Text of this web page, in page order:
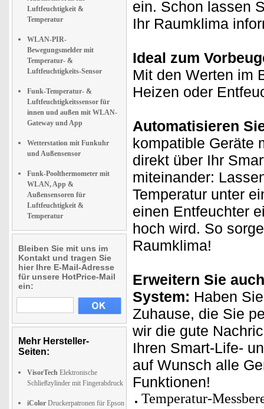
Luftfeuchtigkeit &
Temperatur
WLAN-PIR-
Bewegungsmelder mit
Temperatur- &
Luftfeuchtigkeits-Sensor
Funk-Temperatur- &
Luftfeuchtigkeitssensor für
innen und außen mit WLAN-
Gateway und App
Wetterstation mit Funkuhr
und Außensensor
Funk-Poolthermometer mit
WLAN, App &
Außensensoren für
Luftfeuchtigkeit &
Temperatur
Bleiben Sie mit uns im
Kontakt und tragen Sie
hier Ihre E-Mail-Adresse
für unsere HotPrice-Mail
ein:
Mehr Hersteller-
Seiten:
VisorTech Elektronische
Schließzylinder mit Fingerabdruck
iColor Druckerpatronen für Epson
ein. Schon lassen
Ihr Raumklima
Ideal zum
Mit den Werten im
Heizen oder
Automatisieren
kompatible Geräte
direkt über Ihr
miteinander:
Temperatur unter
einen Entfeuchter
hoch wird. So
Raumklima!
Erweitern Sie
System: Haben
Zuhause, die Sie
wir die gute
Ihren Smart-Life-
auf Wunsch alle
Funktionen!
Temperatur-